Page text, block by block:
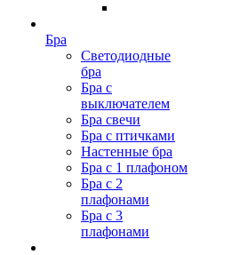
Бра
Светодиодные
бра
Бра с
выключателем
Бра свечи
Бра с птичками
Настенные бра
Бра с 1 плафоном
Бра с 2
плафонами
Бра с 3
плафонами